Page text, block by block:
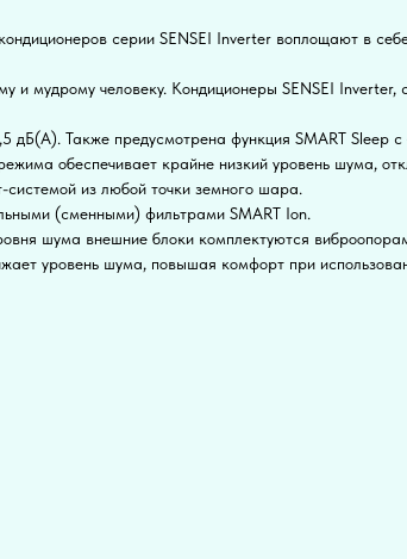
серии SENSEI Inverter воплощают в
и мудрому человеку. Кондиционеры SENSEI
дБ(А). Также предусмотрена функция SMART
обеспечивает крайне низкий уровень шума,
системой из любой точки земного шара.
(сменными) фильтрами SMART Ion.
шума внешние блоки комплектуются
уровень шума, повышая комфорт при